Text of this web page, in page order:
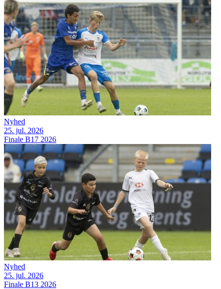
Nyhed
25. jul. 2026
Finale B17 2026
Nyhed
25. jul. 2026
Finale B13 2026